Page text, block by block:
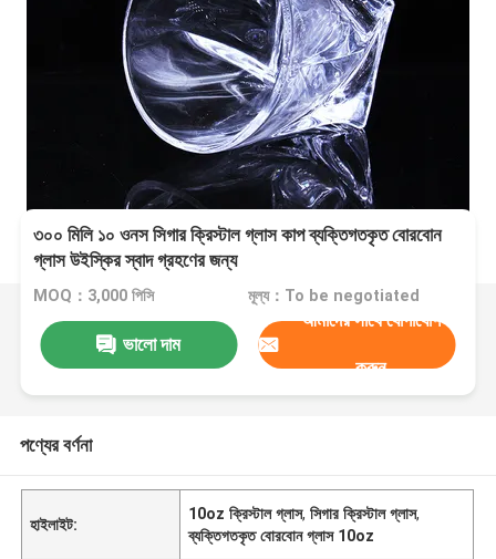
৩০০ মিলি ১০ ওনস সিগার ক্রিস্টাল গ্লাস কাপ ব্যক্তিগতকৃত বোরবোন
গ্লাস উইস্কির স্বাদ গ্রহণের জন্য
MOQ：3,000 পিসি মূল্য：To be negotiated
ভালো দাম
আমাদের সাথে যোগাযোগ
করুন
পণ্যের বর্ণনা
হাইলাইট:
10oz ক্রিস্টাল গ্লাস,সিগার ক্রিস্টাল গ্লাস,
ব্যক্তিগতকৃত বোরবোন গ্লাস 10oz